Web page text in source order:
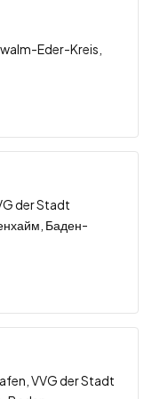
Eder-Kreis,
der Stadt
Баден-
VVG der Stadt